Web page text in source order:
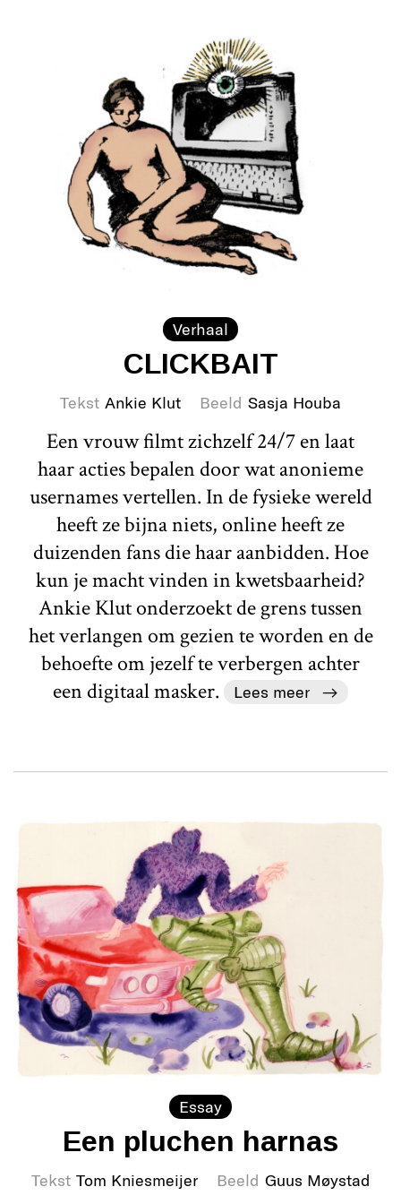
Verhaal
CLICKBAIT
Tekst Ankie Klut Beeld Sasja Houba
Een vrouw filmt zichzelf 24/7 en laat
haar acties bepalen door wat anonieme
usernames vertellen. In de fysieke wereld
heeft ze bijna niets, online heeft ze
duizenden fans die haar aanbidden. Hoe
kun je macht vinden in kwetsbaarheid?
Ankie Klut onderzoekt de grens tussen
het verlangen om gezien te worden en de
behoefte om jezelf te verbergen achter
een digitaal masker.
Lees meer
Essay
Een pluchen harnas
Tekst Tom Kniesmeijer Beeld Guus Møystad